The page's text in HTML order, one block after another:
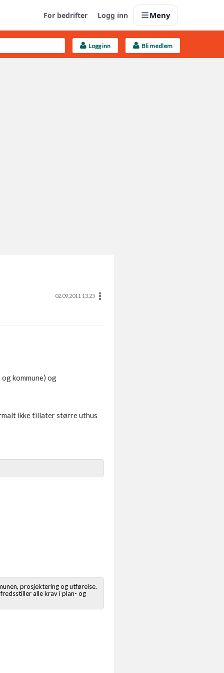
For bedrifter Logg inn Meny
Last opp selv Logg inn Bli medlem
02.09.2011 13.25
kommune) og
ikke tillater større uthus
prosjektering og utførelse.
alle krav i plan- og